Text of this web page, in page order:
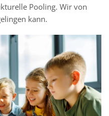
Pooling. Wir von
kann.